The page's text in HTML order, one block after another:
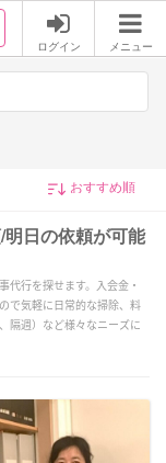
ログイン メニュー
日の依頼が可能
代行を探せます。入会金・
で気軽に日常的な掃除、料
隔週）など様々なニーズに